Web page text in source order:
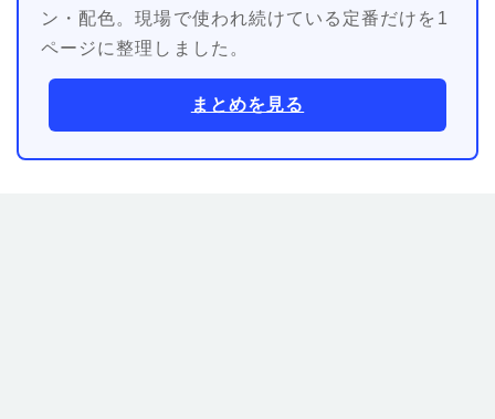
ン・配色。現場で使われ続けている定番だけを1
ページに整理しました。
まとめを見る